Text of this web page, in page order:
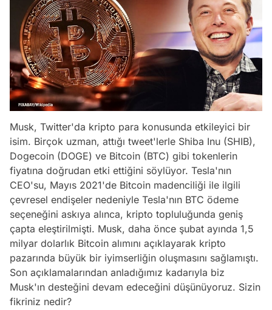
Musk, Twitter'da kripto para konusunda etkileyici bir
isim. Birçok uzman, attığı tweet'lerle Shiba Inu (SHIB),
Dogecoin (DOGE) ve Bitcoin (BTC) gibi tokenlerin
fiyatına doğrudan etki ettiğini söylüyor. Tesla'nın
CEO'su, Mayıs 2021'de Bitcoin madenciliği ile ilgili
çevresel endişeler nedeniyle Tesla'nın BTC ödeme
seçeneğini askıya alınca, kripto topluluğunda geniş
çapta eleştirilmişti. Musk, daha önce şubat ayında 1,5
milyar dolarlık Bitcoin alımını açıklayarak kripto
pazarında büyük bir iyimserliğin oluşmasını sağlamıştı.
Son açıklamalarından anladığımız kadarıyla biz
Musk'ın desteğini devam edeceğini düşünüyoruz. Sizin
fikriniz nedir?